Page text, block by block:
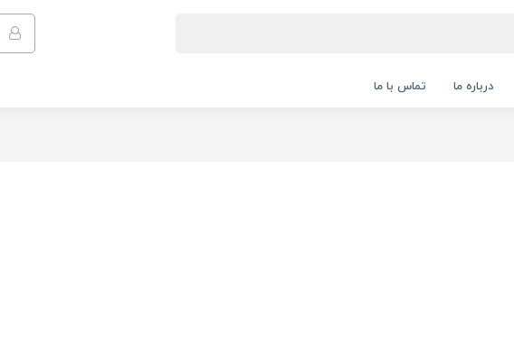
درباره ما تماس با ما